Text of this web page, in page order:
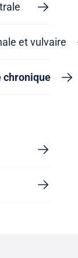
et vulvaire
chronique